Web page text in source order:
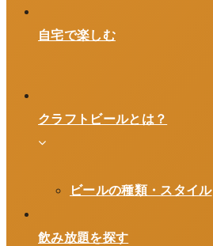
自宅で楽しむ
クラフトビールとは？
ビールの種類・スタイル
飲み放題を探す